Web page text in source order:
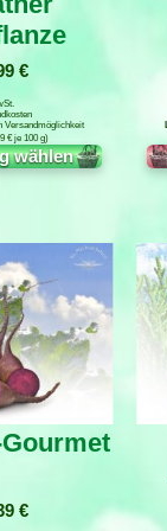
€
€ je100 g
Versandmöglichkeit
wählen
€